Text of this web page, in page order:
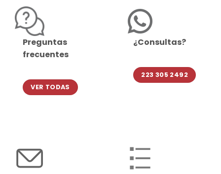
Preguntas
frecuentes
VER TODAS
¿Consultas?
223 305 2492